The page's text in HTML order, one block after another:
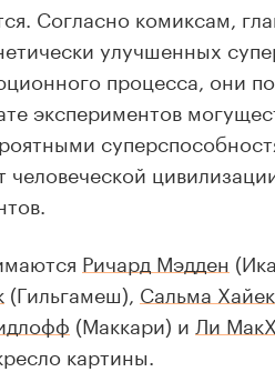
Согласно комиксам,
улучшенных
процесса, они
экспериментов
человеческой
Ричард Мэдден
(Гильгамеш), Сальма Хайек
(Маккари) и Ли
картины.